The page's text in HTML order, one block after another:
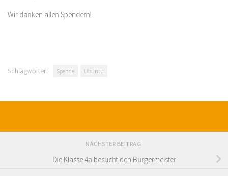
Wir danken allen Spendern!
Schlagwörter: Spende Ubuntu
NÄCHSTER BEITRAG
Die Klasse 4a besucht den Bürgermeister